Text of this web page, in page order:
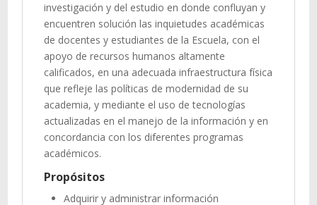
investigación y del estudio en donde confluyan y
encuentren solución las inquietudes académicas
de docentes y estudiantes de la Escuela, con el
apoyo de recursos humanos altamente
calificados, en una adecuada infraestructura física
que refleje las políticas de modernidad de su
academia, y mediante el uso de tecnologías
actualizadas en el manejo de la información y en
concordancia con los diferentes programas
académicos.
Propósitos
Adquirir y administrar información